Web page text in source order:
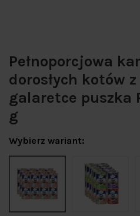
Pełnoporcjowa
dorosłych kotów
galaretce puszka
g
Wybierz wariant: